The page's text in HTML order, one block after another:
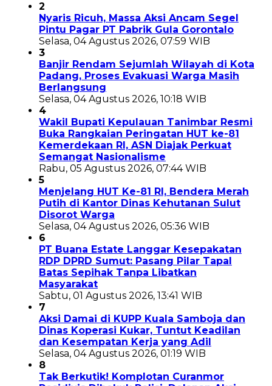
2
Nyaris Ricuh, Massa Aksi Ancam Segel
Pintu Pagar PT Pabrik Gula Gorontalo
Selasa, 04 Agustus 2026, 07:59 WIB
3
Banjir Rendam Sejumlah Wilayah di Kota
Padang, Proses Evakuasi Warga Masih
Berlangsung
Selasa, 04 Agustus 2026, 10:18 WIB
4
Wakil Bupati Kepulauan Tanimbar Resmi
Buka Rangkaian Peringatan HUT ke-81
Kemerdekaan RI, ASN Diajak Perkuat
Semangat Nasionalisme
Rabu, 05 Agustus 2026, 07:44 WIB
5
Menjelang HUT Ke-81 RI, Bendera Merah
Putih di Kantor Dinas Kehutanan Sulut
Disorot Warga
Selasa, 04 Agustus 2026, 05:36 WIB
6
PT Buana Estate Langgar Kesepakatan
RDP DPRD Sumut: Pasang Pilar Tapal
Batas Sepihak Tanpa Libatkan
Masyarakat
Sabtu, 01 Agustus 2026, 13:41 WIB
7
Aksi Damai di KUPP Kuala Samboja dan
Dinas Koperasi Kukar, Tuntut Keadilan
dan Kesempatan Kerja yang Adil
Selasa, 04 Agustus 2026, 01:19 WIB
8
Tak Berkutik! Komplotan Curanmor